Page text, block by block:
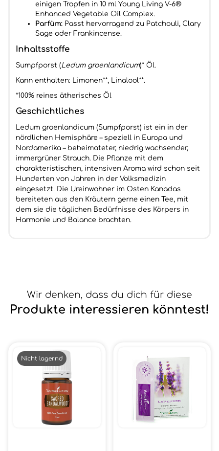
einigen Tropfen in 10 ml Young Living V-6®
Enhanced Vegetable Oil Complex.
Parfüm:Passt hervorragend zu Patchouli, Clary
Sage oder Frankincense.
Inhaltsstoffe
Sumpfporst (Ledum groenlandicum)* Öl.
Kann enthalten: Limonen**, Linalool**.
*100% reines ätherisches Öl
Geschichtliches
Ledum groenlandicum (Sumpfporst) ist ein in der
nördlichen Hemisphäre – speziell in Europa und
Nordamerika – beheimateter, niedrig wachsender,
immergrüner Strauch. Die Pflanze mit dem
charakteristischen, intensiven Aroma wird schon seit
Hunderten von Jahren in der Volksmedizin
eingesetzt. Die Ureinwohner im Osten Kanadas
bereiteten aus den Kräutern gerne einen Tee, mit
dem sie die täglichen Bedürfnisse des Körpers in
Harmonie und Balance brachten.
Wir denken, dass du dich für diese
Produkte interessieren könntest!
Nicht lagernd